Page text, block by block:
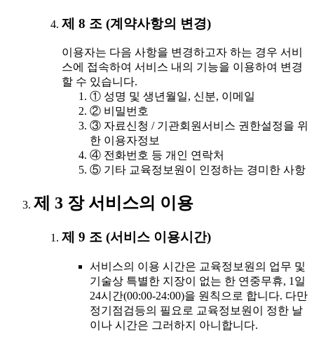
제 8 조 (계약사항의 변경)
이용자는 다음 사항을 변경하고자 하는 경우 서비
스에 접속하여 서비스 내의 기능을 이용하여 변경
할 수 있습니다.
① 성명 및 생년월일, 신분, 이메일
② 비밀번호
③ 자료신청 / 기관회원서비스 권한설정을 위
한 이용자정보
④ 전화번호 등 개인 연락처
⑤ 기타 교육정보원이 인정하는 경미한 사항
제 3 장 서비스의 이용
제 9 조 (서비스 이용시간)
서비스의 이용 시간은 교육정보원의 업무 및
기술상 특별한 지장이 없는 한 연중무휴, 1일
24시간(00:00-24:00)을 원칙으로 합니다. 다만
정기점검등의 필요로 교육정보원이 정한 날
이나 시간은 그러하지 아니합니다.